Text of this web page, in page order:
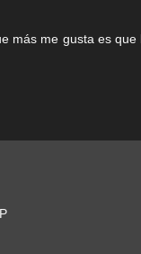
más me gusta es que